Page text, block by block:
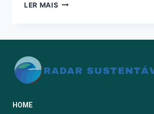
LER MAIS
HOME